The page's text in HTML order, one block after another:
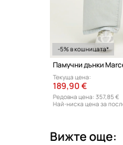
-5% в кошницата*
Текуща цена:
189,90 €
Редовна цена: 357,85 €
Най-ниска цена за
Вижте още: